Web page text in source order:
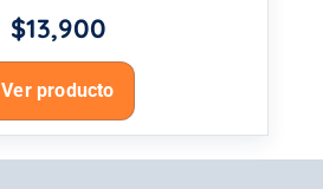
$13,900
Ver producto